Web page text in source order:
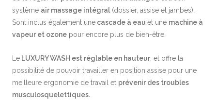
559 871
674 -
Eucalipto
656
système air massage intégral (dossier, assise et jambes).
Sont inclus également une cascade à eau et une machine à
vapeur et ozone pour encore plus de bien-être.
Le LUXURY WASH est réglable en hauteur , et offre la
possibilité de pouvoir travailler en position assise pour une
meilleure ergonomie de travail et prévenir des troubles
musculosquelettiques.